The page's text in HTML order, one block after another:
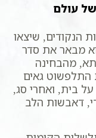
עולם
הנקודים, שיצאו
מבאר את סדר
מהבחינה
התלפשוט גאים
בית, ואחרי סג,
דאבשות הלב